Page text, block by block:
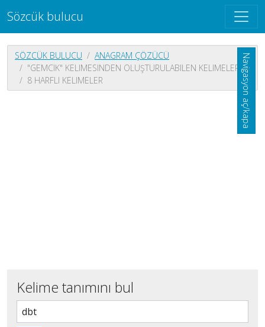
Sözcük bulucu
Navigasyon aç/kapa
SÖZCÜK BULUCU
ANAGRAM ÇÖZÜCÜ
"GEMCIK" KELIMESINDEN OLUŞTURULABILEN KELIMELER
8 HARFLI KELIMELER
Kelime tanımını bul